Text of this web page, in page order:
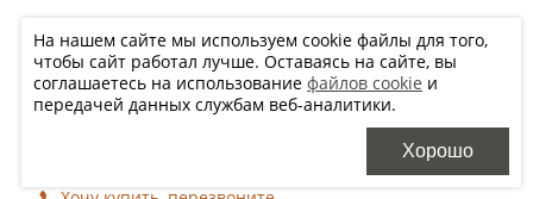
Цена будет уточнена менеджером после оформления заказа в
зависимости от необходимого количества
На нашем сайте мы используем cookie файлы для того,
чтобы сайт работал лучше. Оставаясь на сайте, вы
соглашаетесь на использование файлов cookie и
передачей данных службам веб-аналитики.
Хорошо